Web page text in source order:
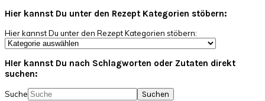
Hier kannst Du unter den Rezept Kategorien stöbern:
Hier kannst Du unter den Rezept Kategorien stöbern:
HIer kannst Du nach Schlagworten oder Zutaten direkt
suchen:
Suche